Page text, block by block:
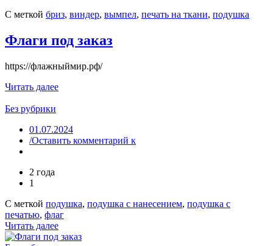
С меткой бриз, виндер, вымпел, печать на ткани, подушка
Флаги под заказ
https://флажныймир.рф/
Читать далее
Без рубрики
01.07.2024
/Оставить комментарий к
2 года
1
С меткой подушка, подушка с нанесением, подушка с
печатью, флаг
Читать далее